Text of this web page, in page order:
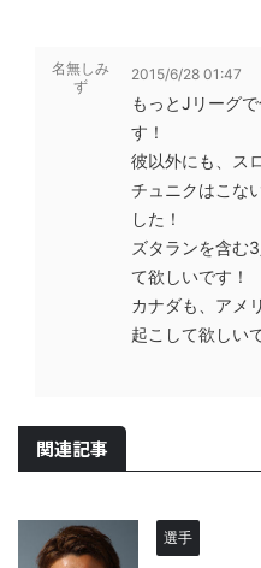
名無しみ
ず
2015/6/28 01:47
もっとJリーグ
す！
彼以外にも、ス
チュニクはこな
した！
ズタランを含む
て欲しいです！
カナダも、アメ
起こして欲しい
関連記事
選手